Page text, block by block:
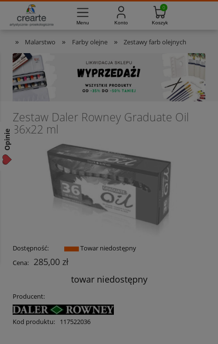
» Malarstwo » Farby olejne » Zestawy farb olejnych
Zestaw Daler Rowney Graduate Oil
36x22 ml
Dostępność:
Towar niedostępny
Cena:
285,00 zł
towar niedostępny
Producent:
Kod produktu: 117522036
Masz pytania? 733-012-789 Pon. - Pt. 8:00 - 16:00
Opinie